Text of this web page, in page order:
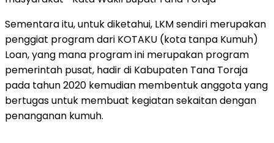
Sementara itu, untuk diketahui, LKM sendiri merupakan
penggiat program dari KOTAKU (kota tanpa Kumuh)
Loan, yang mana program ini merupakan program
pemerintah pusat, hadir di Kabupaten Tana Toraja
pada tahun 2020 kemudian membentuk anggota yang
bertugas untuk membuat kegiatan sekaitan dengan
penanganan kumuh.